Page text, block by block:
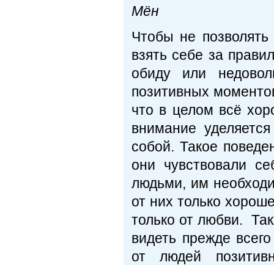
Мён
Чтобы не
взять себе за
обиду или
позитивных
что в целом всё
внимание
собой. Такое
они чувствовали
людьми, им
от них только
только от любви.
видеть прежде
от людей